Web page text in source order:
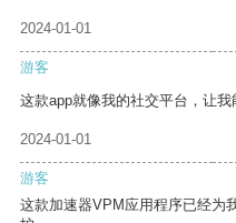
2024-01-01
游客
这款app就像我的社交平台，让我
2024-01-01
游客
这款加速器VPM应用程序已经为